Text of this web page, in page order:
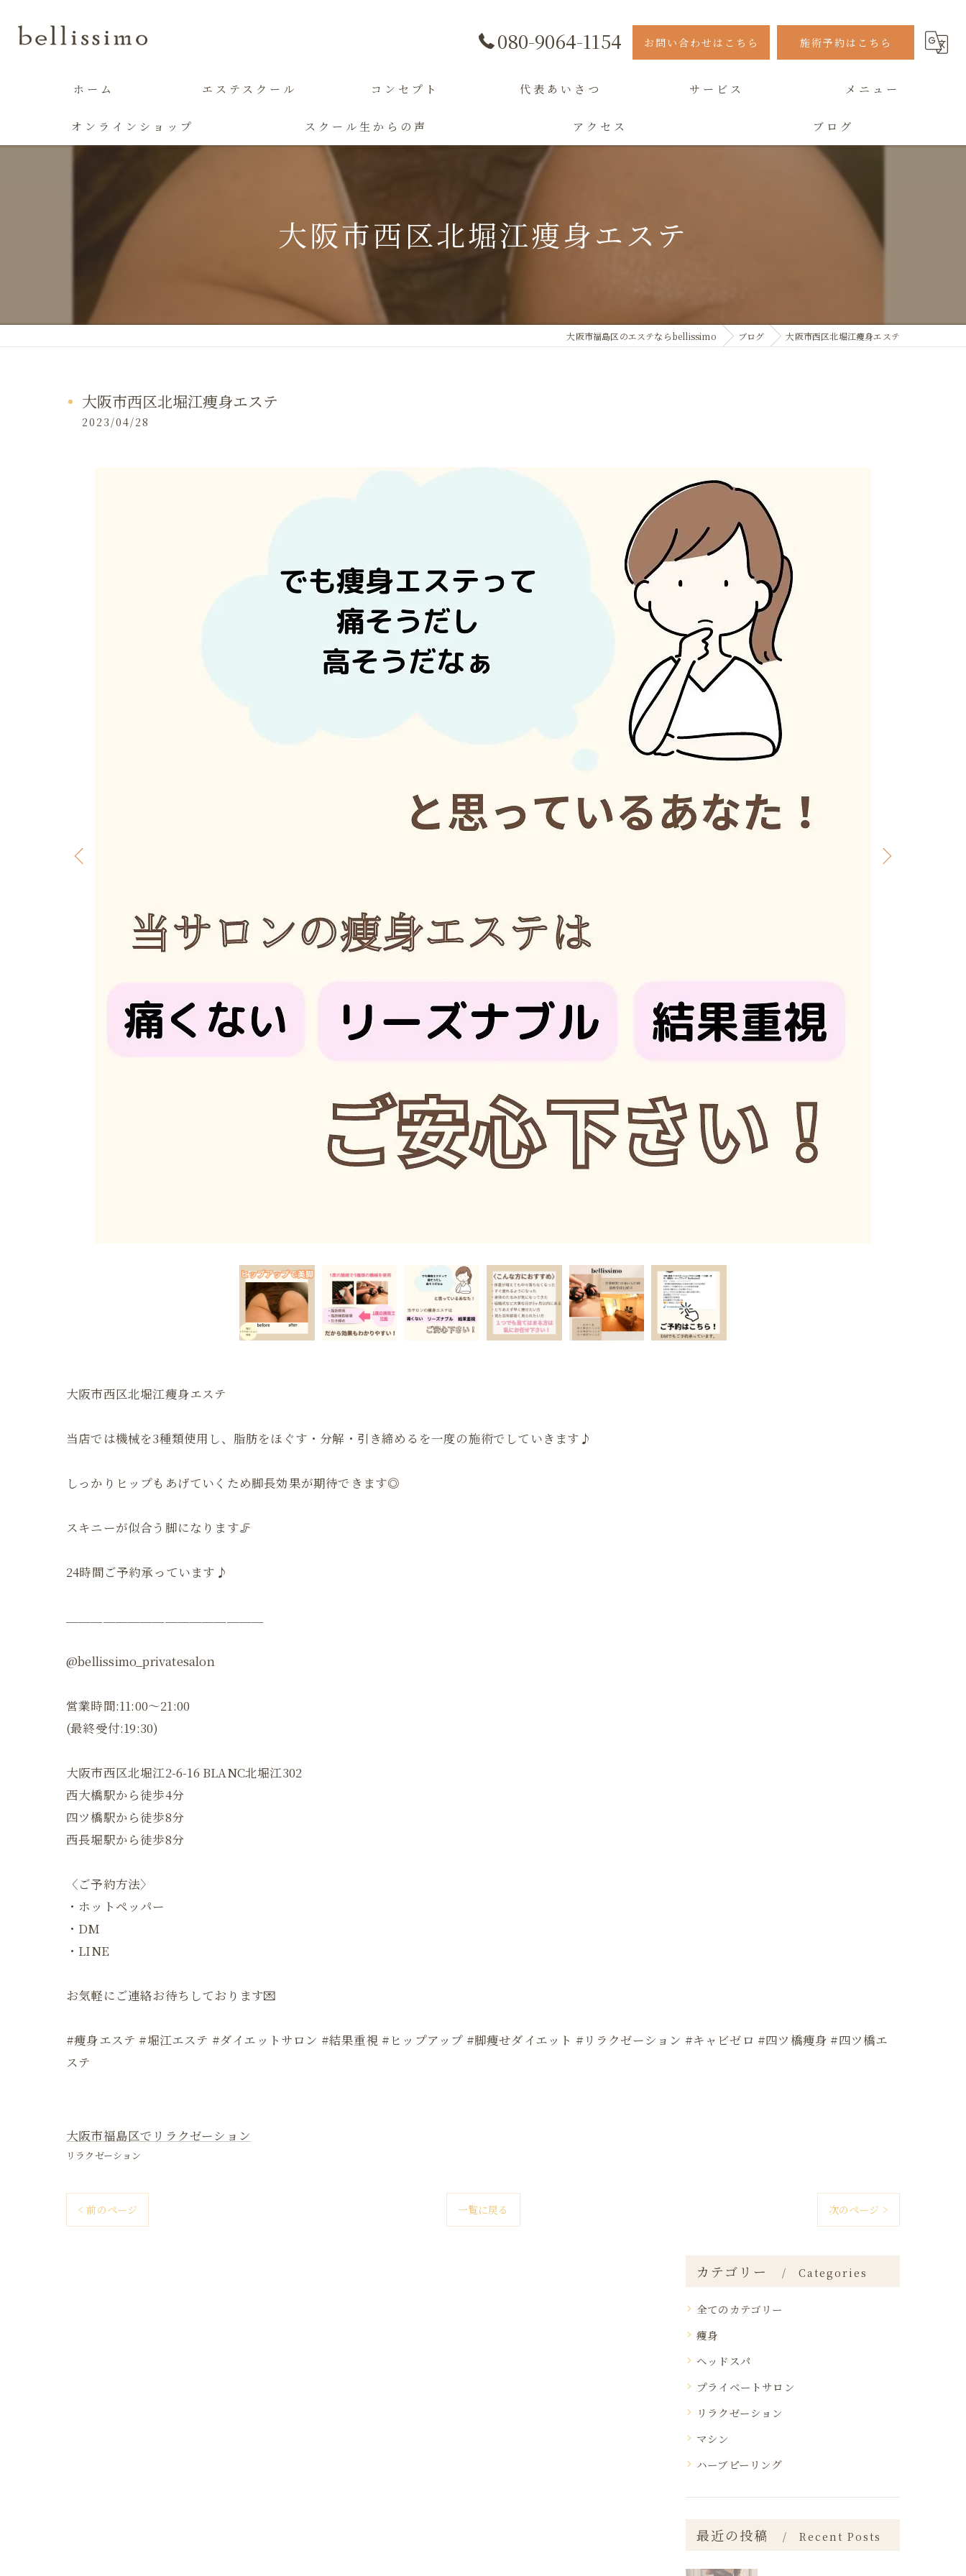
080-9064-1154 お問い合わせはこちら 施術予約はこちら
ホーム エステスクール コンセプト 代表あいさつ サービス メニュー
オンラインショップ スクール生からの声 アクセス ブログ
大阪市西区北堀江痩身エステ
大阪市福島区のエステならbellissimo ブログ 大阪市西区北堀江痩身エステ
大阪市西区北堀江痩身エステ
2023/04/28
大阪市西区北堀江痩身エステ
当店では機械を3種類使用し、脂肪をほぐす・分解・引き締めるを一度の施術でしていきます♪
しっかりヒップもあげていくため脚長効果が期待できます◎
スキニーが似合う脚になります🦵
24時間ご予約承っています♪
@bellissimo_privatesalon
営業時間:11:00〜21:00
(最終受付:19:30)
大阪市西区北堀江2-6-16 BLANC北堀江302
西大橋駅から徒歩4分
四ツ橋駅から徒歩8分
西長堀駅から徒歩8分
〈ご予約方法〉
・ホットペッパー
・DM
・LINE
お気軽にご連絡お待ちしております💌
#痩身エステ #堀江エステ #ダイエットサロン #結果重視 #ヒップアップ #脚痩せダイエット #リラクゼーション #キャビゼロ #四ツ橋痩身 #四ツ橋エ
ステ
大阪市福島区でリラクゼーション
リラクゼーション
< 前のページ 一覧に戻る 次のページ >
カテゴリー Categories
全てのカテゴリー
痩身
ヘッドスパ
プライベートサロン
リラクゼーション
マシン
ハーブピーリング
最近の投稿 Recent Posts